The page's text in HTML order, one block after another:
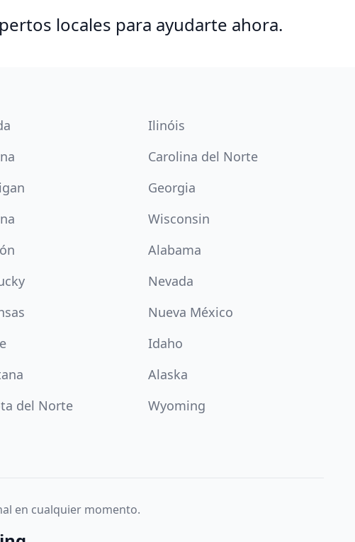
locales para ayudarte ahora.
Ilinóis
Carolina del Norte
Georgia
Wisconsin
Alabama
Nevada
Nueva México
Idaho
Alaska
del Norte
Wyoming
en cualquier momento.